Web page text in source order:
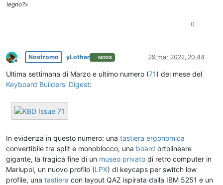
legno?»
0
Non in linea
Nostromo yLothar MODS 29 mar 2022, 20:44
Ultima settimana di Marzo e ultimo numero (71) del mese del
Keyboard Builders' Digest:
In evidenza in questo numero: una tastiera ergonomica
convertibile tra split e monoblocco, una board ortolineare
gigante, la tragica fine di un museo privato di retro computer in
Mariupol, un nuovo profilo (LPX) di keycaps per switch low
profile, una tastiera con layout QAZ ispirata dalla IBM 5251 e un